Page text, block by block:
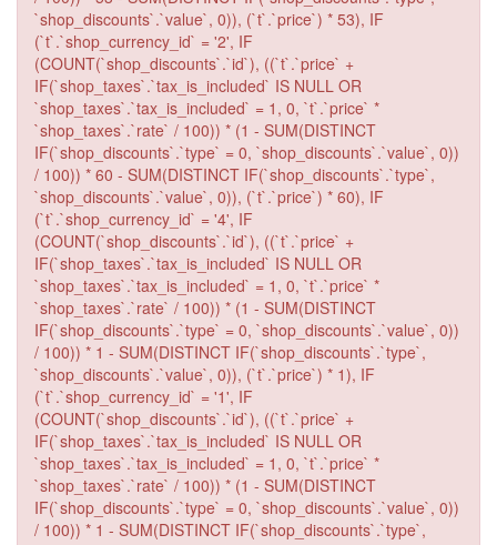
`shop_discounts`.`value`, 0)), (`t`.`price`) * 53), IF
(`t`.`shop_currency_id` = '2', IF
(COUNT(`shop_discounts`.`id`), ((`t`.`price` +
IF(`shop_taxes`.`tax_is_included` IS NULL OR
`shop_taxes`.`tax_is_included` = 1, 0, `t`.`price` *
`shop_taxes`.`rate` / 100)) * (1 - SUM(DISTINCT
IF(`shop_discounts`.`type` = 0, `shop_discounts`.`value`, 0))
/ 100)) * 60 - SUM(DISTINCT IF(`shop_discounts`.`type`,
`shop_discounts`.`value`, 0)), (`t`.`price`) * 60), IF
(`t`.`shop_currency_id` = '4', IF
(COUNT(`shop_discounts`.`id`), ((`t`.`price` +
IF(`shop_taxes`.`tax_is_included` IS NULL OR
`shop_taxes`.`tax_is_included` = 1, 0, `t`.`price` *
`shop_taxes`.`rate` / 100)) * (1 - SUM(DISTINCT
IF(`shop_discounts`.`type` = 0, `shop_discounts`.`value`, 0))
/ 100)) * 1 - SUM(DISTINCT IF(`shop_discounts`.`type`,
`shop_discounts`.`value`, 0)), (`t`.`price`) * 1), IF
(`t`.`shop_currency_id` = '1', IF
(COUNT(`shop_discounts`.`id`), ((`t`.`price` +
IF(`shop_taxes`.`tax_is_included` IS NULL OR
`shop_taxes`.`tax_is_included` = 1, 0, `t`.`price` *
`shop_taxes`.`rate` / 100)) * (1 - SUM(DISTINCT
IF(`shop_discounts`.`type` = 0, `shop_discounts`.`value`, 0))
/ 100)) * 1 - SUM(DISTINCT IF(`shop_discounts`.`type`,